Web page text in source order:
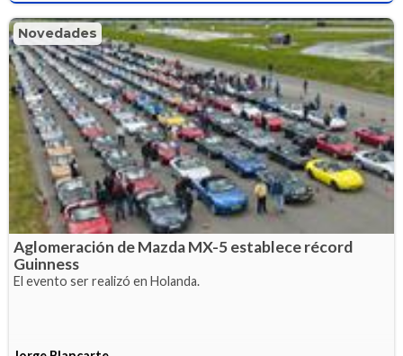
Novedades
Aglomeración de Mazda MX-5 establece récord
Guinness
El evento ser realizó en Holanda.